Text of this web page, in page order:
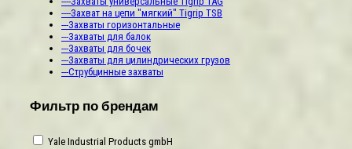
----Захват на цепи "мягкий" Tigrip TSB
---Захваты горизонтальные
---Захваты для балок
---Захваты для бочек
---Захваты для цилиндрических грузов
---Струбцинные захваты
Фильтр по брендам
Yale Industrial Products gmbH